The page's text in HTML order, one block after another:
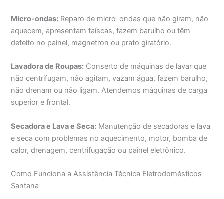
Micro-ondas: Reparo de micro-ondas que não giram, não
aquecem, apresentam faíscas, fazem barulho ou têm
defeito no painel, magnetron ou prato giratório.
Lavadora de Roupas: Conserto de máquinas de lavar que
não centrifugam, não agitam, vazam água, fazem barulho,
não drenam ou não ligam. Atendemos máquinas de carga
superior e frontal.
Secadora e Lava e Seca: Manutenção de secadoras e lava
e seca com problemas no aquecimento, motor, bomba de
calor, drenagem, centrifugação ou painel eletrônico.
Como Funciona a Assistência Técnica Eletrodomésticos
Santana